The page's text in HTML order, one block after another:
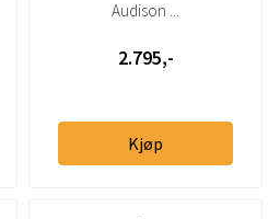
BMW/Mini
Audison ...
2.795,-
Kjøp